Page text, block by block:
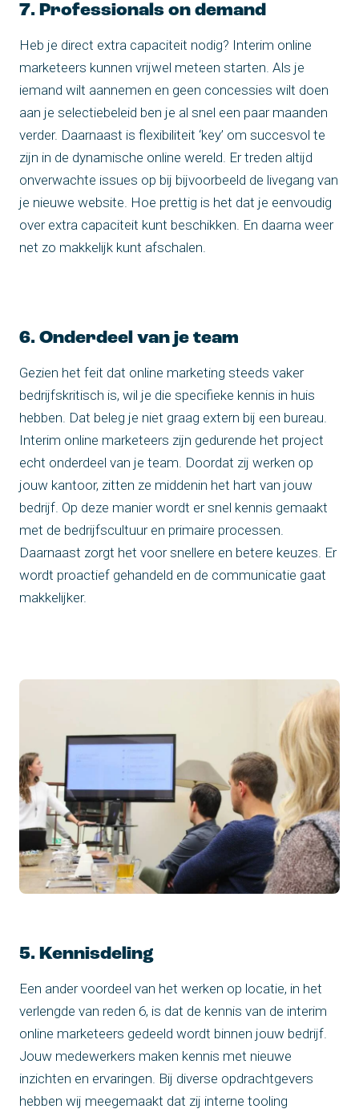
7. Professionals on demand
Heb je direct extra capaciteit nodig? Interim online
marketeers kunnen vrijwel meteen starten. Als je
iemand wilt aannemen en geen concessies wilt doen
aan je selectiebeleid ben je al snel een paar maanden
verder. Daarnaast is flexibiliteit ‘key’ om succesvol te
zijn in de dynamische online wereld. Er treden altijd
onverwachte issues op bij bijvoorbeeld de livegang van
je nieuwe website. Hoe prettig is het dat je eenvoudig
over extra capaciteit kunt beschikken. En daarna weer
net zo makkelijk kunt afschalen.
6. Onderdeel van je team
Gezien het feit dat online marketing steeds vaker
bedrijfskritisch is, wil je die specifieke kennis in huis
hebben. Dat beleg je niet graag extern bij een bureau.
Interim online marketeers zijn gedurende het project
echt onderdeel van je team. Doordat zij werken op
jouw kantoor, zitten ze middenin het hart van jouw
bedrijf. Op deze manier wordt er snel kennis gemaakt
met de bedrijfscultuur en primaire processen.
Daarnaast zorgt het voor snellere en betere keuzes. Er
wordt proactief gehandeld en de communicatie gaat
makkelijker.
5. Kennisdeling
Een ander voordeel van het werken op locatie, in het
verlengde van reden 6, is dat de kennis van de interim
online marketeers gedeeld wordt binnen jouw bedrijf.
Jouw medewerkers maken kennis met nieuwe
inzichten en ervaringen. Bij diverse opdrachtgevers
hebben wij meegemaakt dat zij interne tooling